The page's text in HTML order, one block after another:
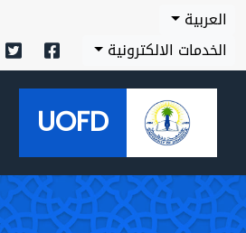
العربية
الخدمات الالكترونية
UOFD